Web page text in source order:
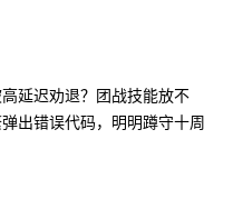
延迟劝退？团战技能放不
出错误代码，明明蹲守十周